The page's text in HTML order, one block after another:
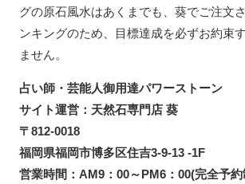
グの原石風水はあくまでも、葵でご注文
ンキングのため、目標達成を必ずお約束
ません。
占い師・芸能人御用達パワーストーン
サイト運営：天然石専門店 葵
〒812-0018
福岡県福岡市博多区住吉3-9-13 -1F
営業時間：AM9：00～PM6：00(完全予